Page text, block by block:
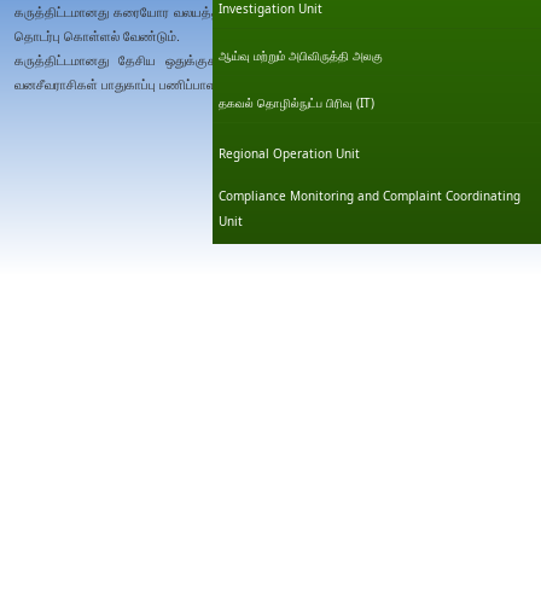
Investigation Unit
ஆய்வு மற்றும் அபிவிருத்தி அலகு
தகவல் தொழில்நுட்ப பிரிவு (IT)
Regional Operation Unit
Compliance Monitoring and Complaint Coordinating
Unit
கருத்திட்டமானது கரையோர வலயத்தினுள் அமைவதானால் கரையோர பாதுகாப்பு
தொடர்பு கொள்ளல் வேண்டும்.
கருத்திட்டமானது தேசிய ஒதுக்குகள் ஒன்று காணப்படுகின்ற எல்லையினது ஒரு மைல்
வனசீவராசிகள் பாதுகாப்பு பணிப்பாளர் நாயகத்தை தொடர்பு கொள்ள வேண்டும்.